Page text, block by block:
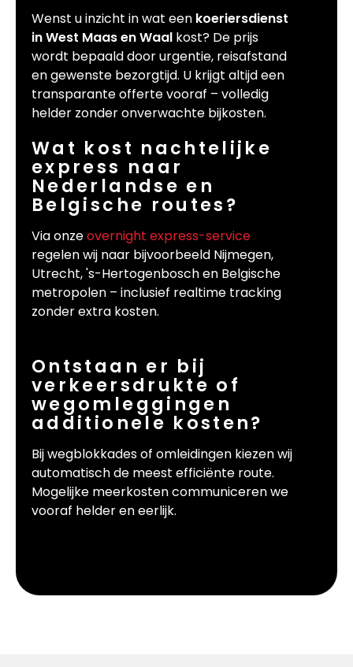
Wenst u inzicht in wat een koeriersdienst
in West Maas en Waal kost? De prijs
wordt bepaald door urgentie, reisafstand
en gewenste bezorgtijd. U krijgt altijd een
transparante offerte vooraf – volledig
helder zonder onverwachte bijkosten.
Wat kost nachtelijke
express naar
Nederlandse en
Belgische routes?
Via onzeovernight express-service
regelen wij naar bijvoorbeeld Nijmegen,
Utrecht, 's-Hertogenbosch en Belgische
metropolen – inclusief realtime tracking
zonder extra kosten.
Ontstaan er bij
verkeersdrukte of
wegomleggingen
additionele kosten?
Bij wegblokkades of omleidingen kiezen wij
automatisch de meest efficiënte route.
Mogelijke meerkosten communiceren we
vooraf helder en eerlijk.